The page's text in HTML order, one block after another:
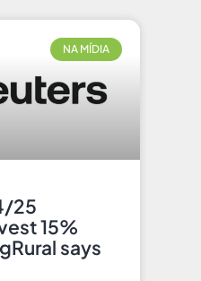
NA MÍDIA
25
15%
says